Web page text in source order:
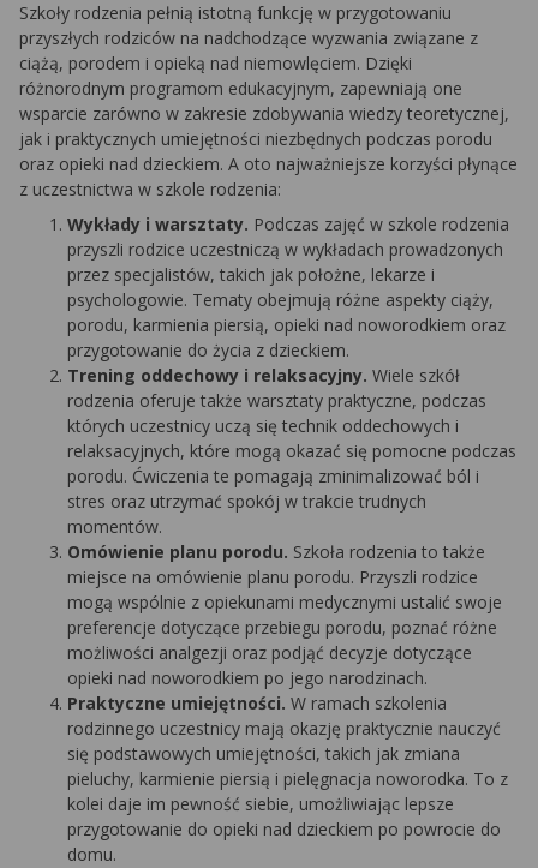
Szkoły rodzenia pełnią istotną funkcję w przygotowaniu
przyszłych rodziców na nadchodzące wyzwania związane z
ciążą, porodem i opieką nad niemowlęciem. Dzięki
różnorodnym programom edukacyjnym, zapewniają one
wsparcie zarówno w zakresie zdobywania wiedzy teoretycznej,
jak i praktycznych umiejętności niezbędnych podczas porodu
oraz opieki nad dzieckiem. A oto najważniejsze korzyści płynące
z uczestnictwa w szkole rodzenia:
Wykłady i warsztaty. Podczas zajęć w szkole rodzenia
przyszli rodzice uczestniczą w wykładach prowadzonych
przez specjalistów, takich jak położne, lekarze i
psychologowie. Tematy obejmują różne aspekty ciąży,
porodu, karmienia piersią, opieki nad noworodkiem oraz
przygotowanie do życia z dzieckiem.
Trening oddechowy i relaksacyjny. Wiele szkół
rodzenia oferuje także warsztaty praktyczne, podczas
których uczestnicy uczą się technik oddechowych i
relaksacyjnych, które mogą okazać się pomocne podczas
porodu. Ćwiczenia te pomagają zminimalizować ból i
stres oraz utrzymać spokój w trakcie trudnych
momentów.
Omówienie planu porodu. Szkoła rodzenia to także
miejsce na omówienie planu porodu. Przyszli rodzice
mogą wspólnie z opiekunami medycznymi ustalić swoje
preferencje dotyczące przebiegu porodu, poznać różne
możliwości analgezji oraz podjąć decyzje dotyczące
opieki nad noworodkiem po jego narodzinach.
Praktyczne umiejętności. W ramach szkolenia
rodzinnego uczestnicy mają okazję praktycznie nauczyć
się podstawowych umiejętności, takich jak zmiana
pieluchy, karmienie piersią i pielęgnacja noworodka. To z
kolei daje im pewność siebie, umożliwiając lepsze
przygotowanie do opieki nad dzieckiem po powrocie do
domu.